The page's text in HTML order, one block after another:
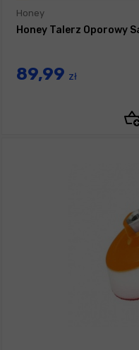
Honey
Honey Talerz Oporowy
89,99 zł